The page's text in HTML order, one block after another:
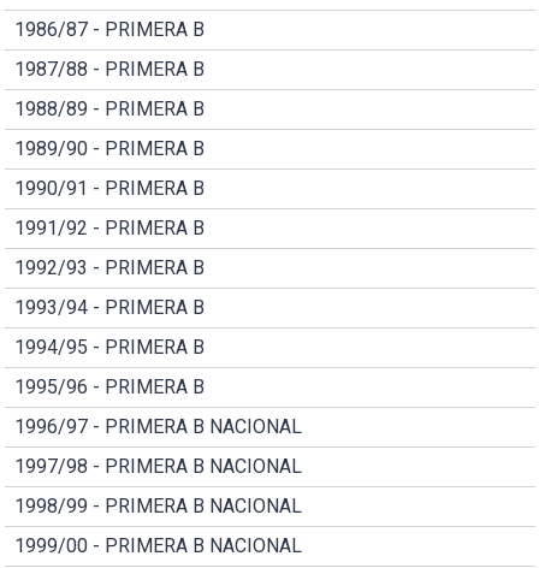
1986/87 - PRIMERA B
1987/88 - PRIMERA B
1988/89 - PRIMERA B
1989/90 - PRIMERA B
1990/91 - PRIMERA B
1991/92 - PRIMERA B
1992/93 - PRIMERA B
1993/94 - PRIMERA B
1994/95 - PRIMERA B
1995/96 - PRIMERA B
1996/97 - PRIMERA B NACIONAL
1997/98 - PRIMERA B NACIONAL
1998/99 - PRIMERA B NACIONAL
1999/00 - PRIMERA B NACIONAL